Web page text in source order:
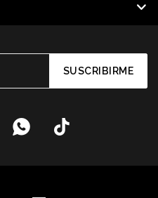
SUSCRIBIRME
 